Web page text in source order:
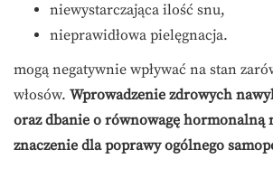
niewystarczająca ilość snu,
nieprawidłowa pielęgnacja.
mogą negatywnie wpływać na stan
włosów. Wprowadzenie zdrowych
oraz dbanie o równowagę hormonalną
znaczenie dla poprawy ogólnego